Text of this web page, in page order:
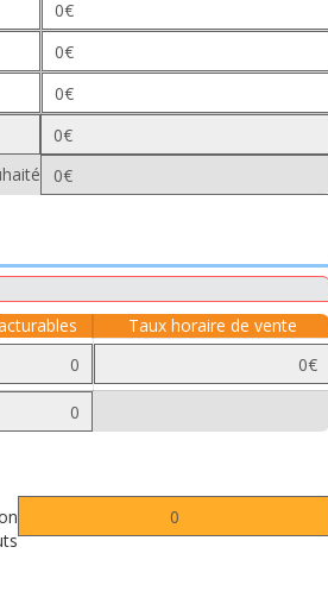
Taux horaire de vente